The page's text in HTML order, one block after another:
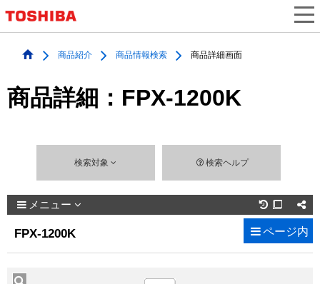
商品紹介 商品情報検索 商品詳細画面
商品詳細：FPX-1200K
検索対象 検索ヘルプ
メニュー 
FPX-1200K ページ内